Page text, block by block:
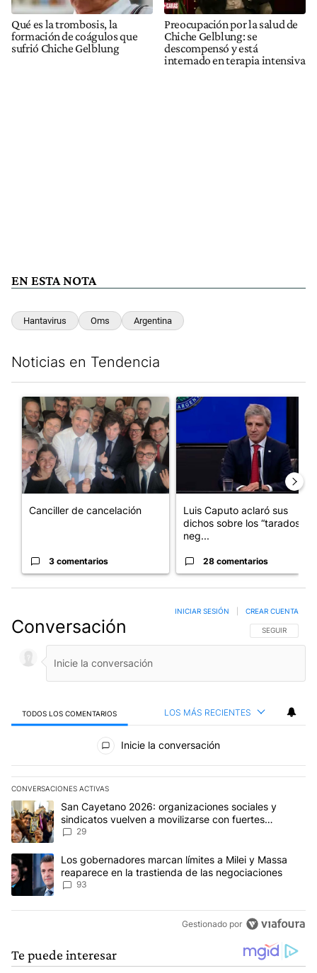
Qué es la trombosis, la
formación de coágulos que
sufrió Chiche Gelblung
Preocupación por la salud de
Chiche Gelblung: se
descompensó y está
internado en terapia intensiva
EN ESTA NOTA
Hantavirus Oms Argentina
Noticias en Tendencia
Un artículo de tendencia con el título "Canciller de
Canciller de cancelación
3 comentarios
Un artículo de tendencia con
Luis Caputo aclaró sus
dichos sobre los “tarados” y
neg...
28 comentarios
Conversación SIGA ESTA
SEGUIR
INICIAR SESIÓN CREAR CUENTA
TODOS LOS COMENTARIOS LOS MÁS RECIENTES
Todos los comentarios
Inicie la conversación
CONVERSACIONES ACTIVAS
Este listado muestra los artículos con más comentarios en los
Un artículo de tendencia con el título "San Cayetano 2026:
San Cayetano 2026: organizaciones sociales y
sindicatos vuelven a movilizarse con fuertes
reclamos al Gobierno
29
Un artículo de tendencia con el título "Los gobernadores
Los gobernadores marcan límites a Milei y Massa
reaparece en la trastienda de las negociaciones
93
Gestionado por